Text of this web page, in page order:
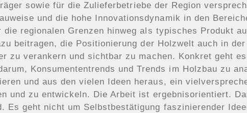
sowie für die Zulieferbetriebe der Region
und die hohe Innovationsdynamik in den
regionalen Grenzen hinweg als typisches Produkt
beitragen, die Positionierung der Holzwelt auch in
zu verankern und sichtbar zu machen. Konkret geht
Konsumententrends und Trends im Holzbau zu
und aus den vielen Ideen heraus, ein
und zu entwickeln. Die Arbeit ist ergebnisorientiert.
Es geht nicht um Selbstbestätigung faszinierender